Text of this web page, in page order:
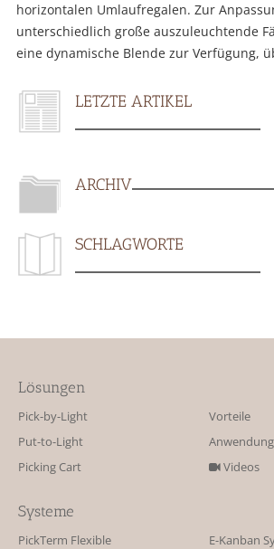
horizontalen Umlaufregalen. Zur
unterschiedlich große auszuleuchtende
eine dynamische Blende zur Verfügung,
LETZTE ARTIKEL
ARCHIV
SCHLAGWORTE
Lösungen
Pick-by-Light
Put-to-Light
Picking Cart
Vorteile
Videos
Systeme
PickTerm Flexible
E-Kanban